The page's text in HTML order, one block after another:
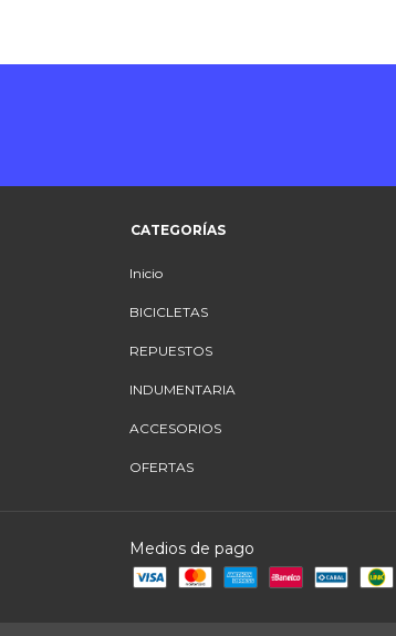
CATEGORÍAS
Inicio
BICICLETAS
REPUESTOS
INDUMENTARIA
ACCESORIOS
OFERTAS
Medios de pago